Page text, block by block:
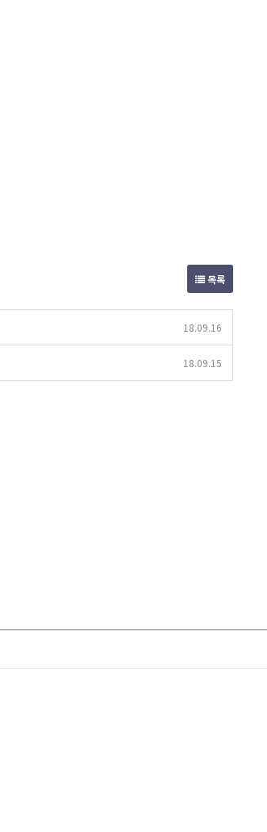
목록
18.09.16
18.09.15